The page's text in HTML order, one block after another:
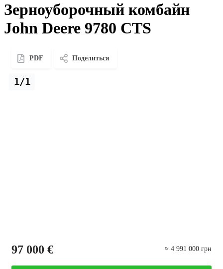
Зерноуборочный комбайн
John Deere 9780 CTS
PDF Поделиться
1/1
97 000 € ≈ 4 991 000 грн